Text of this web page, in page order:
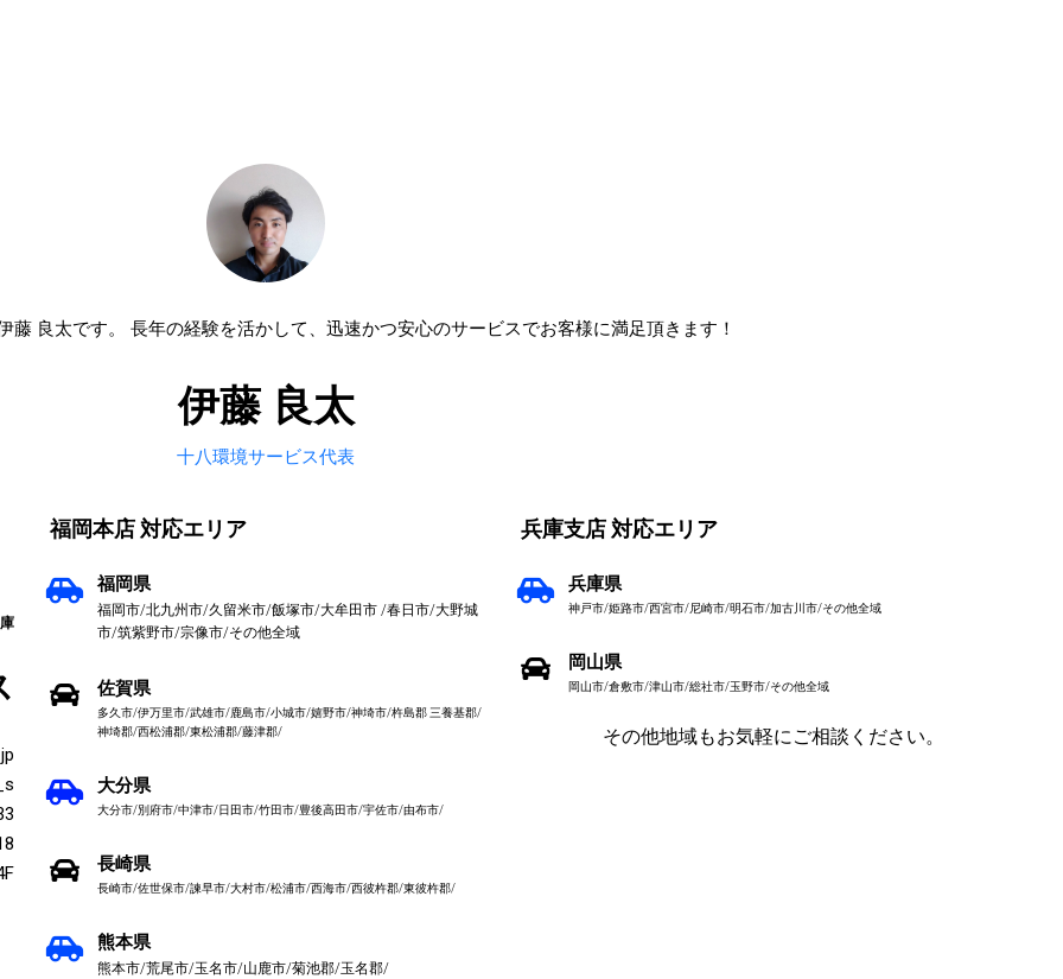
藤 良太です。 長年の経験を活かして、迅速かつ安心のサービスでお客様に満足頂きます！
伊藤 良太
十八環境サービス代表
福岡本店 対応エリア
福岡県
福岡市/北九州市/久留米市/飯塚市/大牟田市 /春日市/大野城
市/筑紫野市/宗像市/その他全域
佐賀県
多久市/伊万里市/武雄市/鹿島市/小城市/嬉野市/神埼市/杵島郡 三養基郡/
神埼郡/西松浦郡/東松浦郡/藤津郡/
大分県
大分市/別府市/中津市/日田市/竹田市/豊後高田市/宇佐市/由布市/
長崎県
長崎市/佐世保市/諫早市/大村市/松浦市/西海市/西彼杵郡/東彼杵郡/
熊本県
熊本市/荒尾市/玉名市/山鹿市/菊池郡/玉名郡/
兵庫支店 対応エリア
兵庫県
神戸市/姫路市/西宮市/尼崎市/明石市/加古川市/その他全域
岡山県
岡山市/倉敷市/津山市/総社市/玉野市/その他全域
その他地域もお気軽にご相談ください。